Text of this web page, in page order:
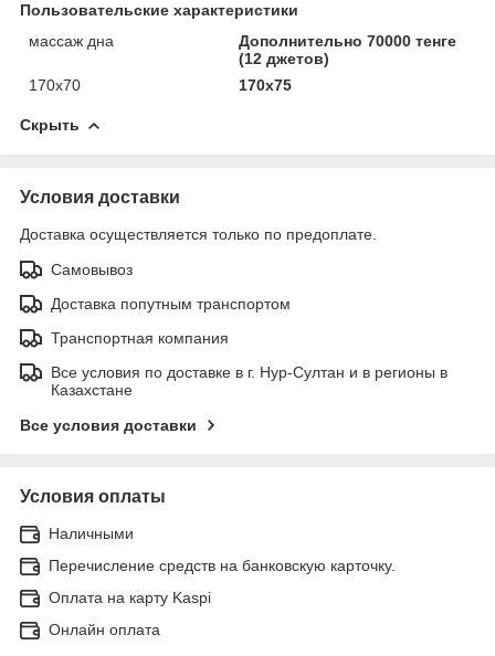
Пользовательские характеристики
массаж дна
Дополнительно 70000 тенге
(12 джетов)
170х70
170х75
Скрыть
Условия доставки
Доставка осуществляется только по предоплате.
Самовывоз
Доставка попутным транспортом
Транспортная компания
Все условия по доставке в г. Нур-Султан и в регионы в
Казахстане
Все условия доставки
Условия оплаты
Наличными
Перечисление средств на банковскую карточку.
Оплата на карту Kaspi
Онлайн оплата